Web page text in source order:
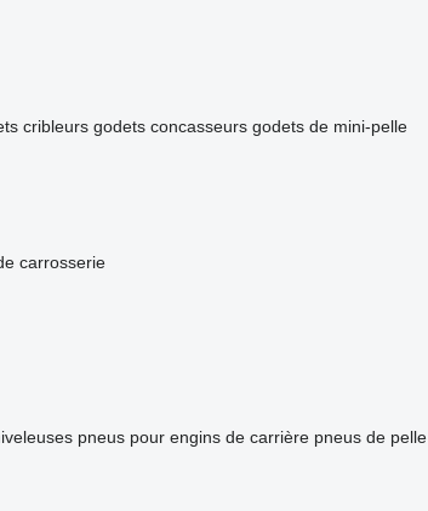
cribleurs godets concasseurs godets de mini-pelle
carrosserie
pneus pour engins de carrière pneus de pelle